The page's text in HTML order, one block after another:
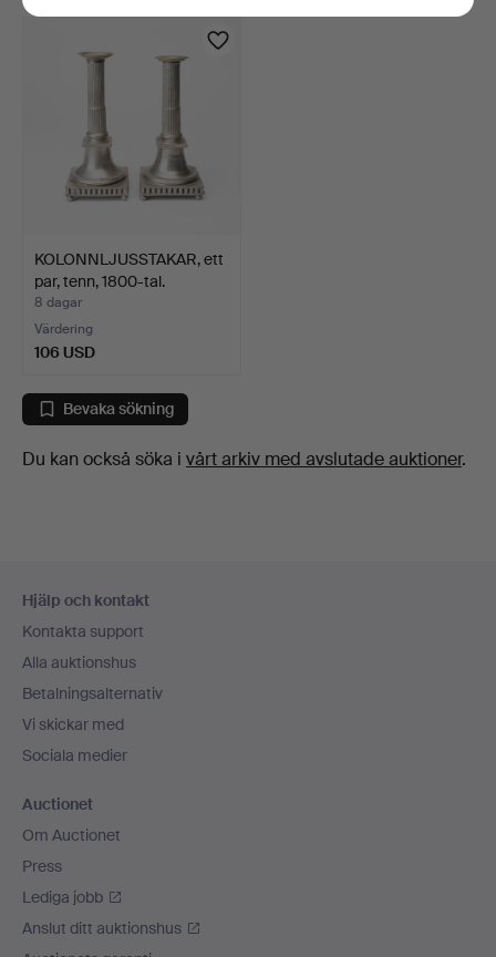
KOLONNLJUSSTAKAR, ett
par, tenn, 1800-tal.
8 dagar
Värdering
106 USD
Bevaka sökning
Du kan också söka i vårt arkiv med avslutade auktioner.
Hjälp och kontakt
Kontakta support
Alla auktionshus
Betalningsalternativ
Vi skickar med
Sociala medier
Auctionet
Om Auctionet
Press
Lediga jobb
Anslut ditt auktionshus